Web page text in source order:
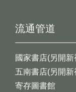
流通管道
國家書店(另開新
五南書店(另開新
寄存圖書館